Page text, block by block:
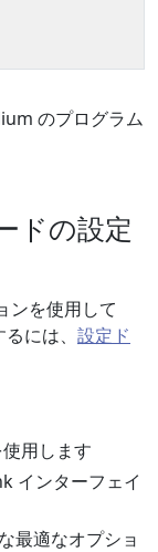
のプログラム
ドの設定
ンを使用して
には、 設定ド
用します
インターフェイ
最適なオプショ